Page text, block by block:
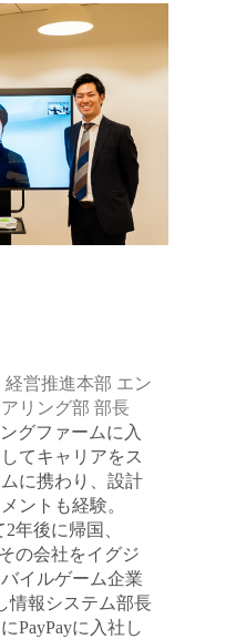
・医療機器）
択）
営推進本部 エン
リング部 部長
グファームに入
てキャリアをス
に携わり、設計
ントも経験。
年後に帰国、
の会社をイグジ
イルゲーム企業
情報システム部長
PayPayに入社し